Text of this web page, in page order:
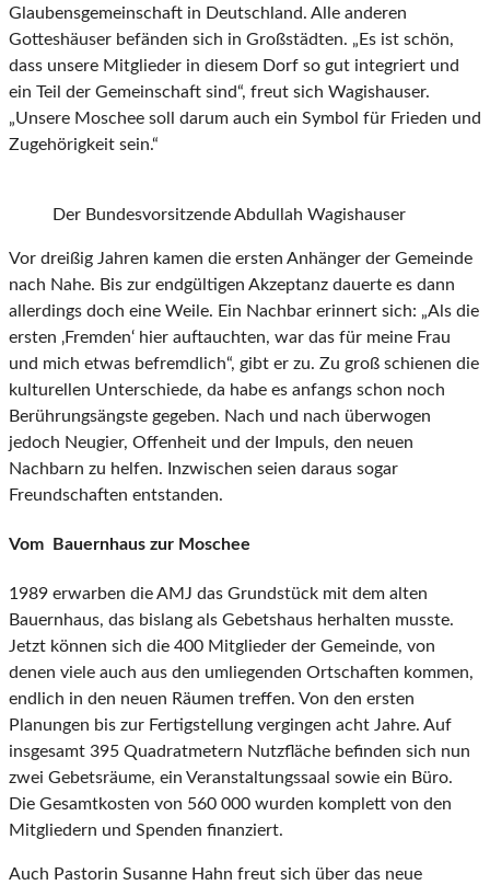
Glaubensgemeinschaft in Deutschland. Alle anderen
Gotteshäuser befänden sich in Großstädten. „Es ist schön,
dass unsere Mitglieder in diesem Dorf so gut integriert und
ein Teil der Gemeinschaft sind“, freut sich Wagishauser.
„Unsere Moschee soll darum auch ein Symbol für Frieden und
Zugehörigkeit sein.“
Der Bundesvorsitzende Abdullah Wagishauser
Vor dreißig Jahren kamen die ersten Anhänger der Gemeinde
nach Nahe. Bis zur endgültigen Akzeptanz dauerte es dann
allerdings doch eine Weile. Ein Nachbar erinnert sich: „Als die
ersten ‚Fremden‘ hier auftauchten, war das für meine Frau
und mich etwas befremdlich“, gibt er zu. Zu groß schienen die
kulturellen Unterschiede, da habe es anfangs schon noch
Berührungsängste gegeben. Nach und nach überwogen
jedoch Neugier, Offenheit und der Impuls, den neuen
Nachbarn zu helfen. Inzwischen seien daraus sogar
Freundschaften entstanden.
Vom Bauernhaus zur Moschee
1989 erwarben die AMJ das Grundstück mit dem alten
Bauernhaus, das bislang als Gebetshaus herhalten musste.
Jetzt können sich die 400 Mitglieder der Gemeinde, von
denen viele auch aus den umliegenden Ortschaften kommen,
endlich in den neuen Räumen treffen. Von den ersten
Planungen bis zur Fertigstellung vergingen acht Jahre. Auf
insgesamt 395 Quadratmetern Nutzfläche befinden sich nun
zwei Gebetsräume, ein Veranstaltungssaal sowie ein Büro.
Die Gesamtkosten von 560 000 wurden komplett von den
Mitgliedern und Spenden finanziert.
Auch Pastorin Susanne Hahn freut sich über das neue